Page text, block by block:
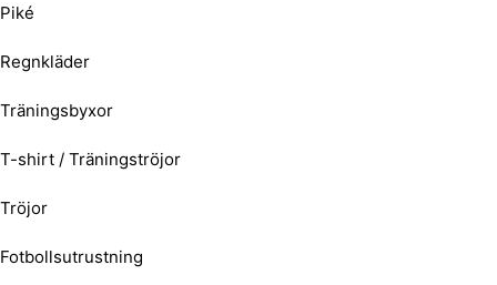
Piké
Regnkläder
Träningsbyxor
T-shirt / Träningströjor
Tröjor
Fotbollsutrustning